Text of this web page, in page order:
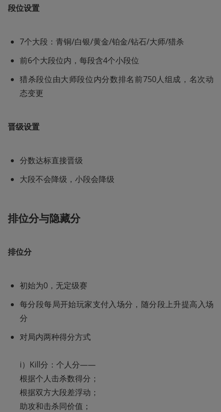
段位设置
7个大段：青铜/白银/黄金/铂金/钻石/大师/猎杀
前6个大段位内，每段含4个小段位
猎杀段位由大师段位内分数排名前750人组成，名次动
态变更
晋级设置
分数达标直接晋级
大段不会降级，小段会降级
排位分与隐藏分
排位分
初始为0，无定级赛
每分段每局开始玩家支付入场分，随分段上升提高入场
分
对局内两种得分方式
i）Kill分：个人分——
根据个人击杀数得分；
根据双方大段差浮动；
助攻和击杀同价值；